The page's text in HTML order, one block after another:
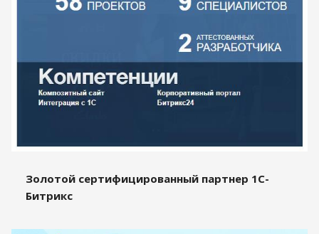
Золотой сертифицированный партнер 1С-
Битрикс